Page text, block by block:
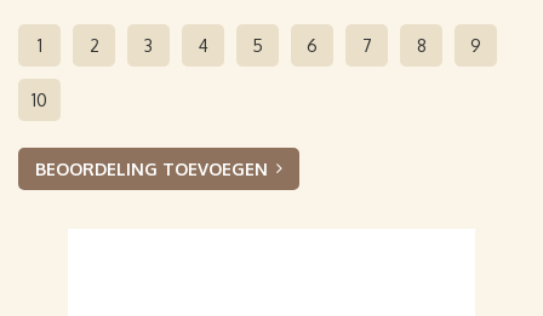
1 2 3 4 5 6 7 8 9
10
BEOORDELING TOEVOEGEN